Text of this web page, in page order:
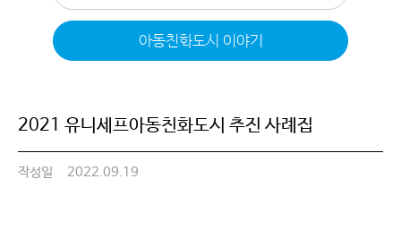
아동친화도시 이야기
2021 유니세프아동친화도시 추진 사례집
작성일 2022.09.19